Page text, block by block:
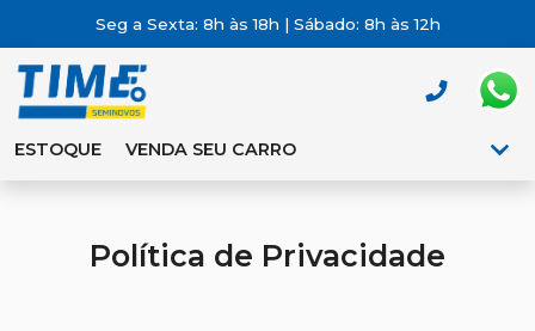
Seg a Sexta: 8h às 18h | Sábado: 8h às 12h
ESTOQUE VENDA SEU CARRO
Política de Privacidade